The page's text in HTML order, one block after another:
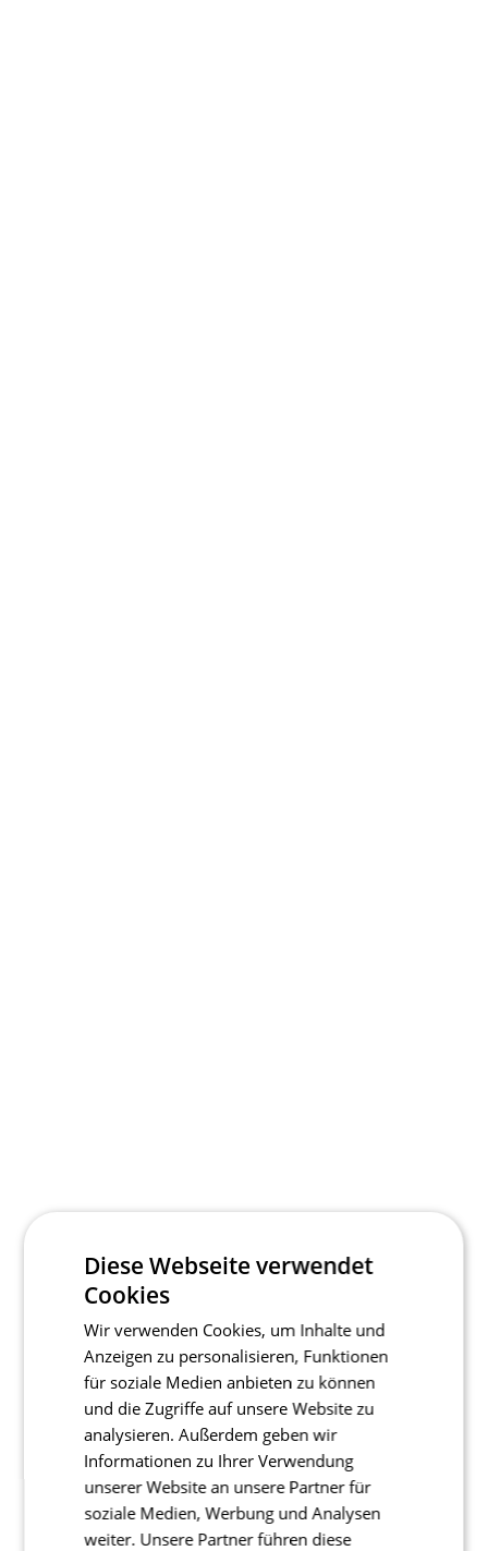
Diese Webseite verwendet
Cookies
Wir verwenden Cookies, um Inhalte und
Anzeigen zu personalisieren, Funktionen
für soziale Medien anbieten zu können
und die Zugriffe auf unsere Website zu
analysieren. Außerdem geben wir
Informationen zu Ihrer Verwendung
unserer Website an unsere Partner für
soziale Medien, Werbung und Analysen
weiter. Unsere Partner führen diese